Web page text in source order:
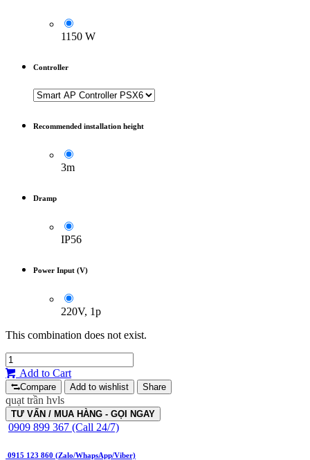
1150 W
Controller
Recommended installation height
3m
Dramp
IP56
Power Input (V)
220V, 1p
This combination does not exist.
Add to Cart
Compare Add to wishlist Share
quạt trần hvls
TƯ VẤN / MUA HÀNG - GỌI NGAY
0909 899 367 (Call 24/7)
0915 123 860 (Zalo/WhapsApp/Viber)